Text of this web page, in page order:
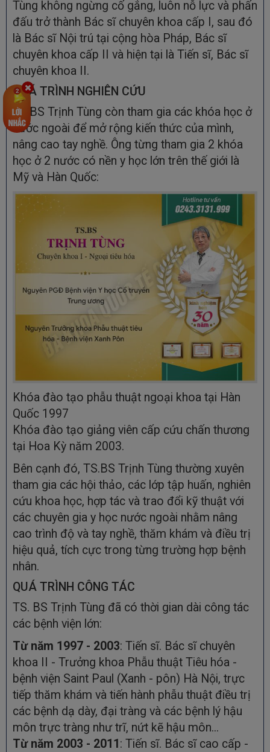
Tùng không ngừng cố gắng, luôn nỗ lực và phấn
đấu trở thành Bác sĩ chuyên khoa cấp I, sau đó
là Bác sĩ Nội trú tại cộng hòa Pháp, Bác sĩ
chuyên khoa cấp II và hiện tại là Tiến sĩ, Bác sĩ
chuyên khoa II.
QUÁ TRÌNH NGHIÊN CỨU
TS.BS Trịnh Tùng còn tham gia các khóa học ở
nước ngoài để mở rộng kiến thức của mình,
nâng cao tay nghề. Ông từng tham gia 2 khóa
học ở 2 nước có nền y học lớn trên thế giới là
Mỹ và Hàn Quốc:
Khóa đào tạo phẫu thuật ngoại khoa tại Hàn
Quốc 1997
Khóa đào tạo giảng viên cấp cứu chấn thương
tại Hoa Kỳ năm 2003.
Bên cạnh đó, TS.BS Trịnh Tùng thường xuyên
tham gia các hội thảo, các lớp tập huấn, nghiên
cứu khoa học, hợp tác và trao đổi kỹ thuật với
các chuyên gia y học nước ngoài nhằm nâng
cao trình độ và tay nghề, thăm khám và điều trị
hiệu quả, tích cực trong từng trường hợp bệnh
nhân.
QUÁ TRÌNH CÔNG TÁC
TS. BS Trịnh Tùng đã có thời gian dài công tác
các bệnh viện lớn:
Từ năm 1997 - 2003: Tiến sĩ. Bác sĩ chuyên
khoa II - Trưởng khoa Phẫu thuật Tiêu hóa -
bệnh viện Saint Paul (Xanh - pôn) Hà Nội, trực
tiếp thăm khám và tiến hành phẫu thuật điều trị
các bệnh dạ dày, đại tràng và các bệnh lý hậu
môn trực tràng như trĩ, nứt kẽ hậu môn...
Từ năm 2003 - 2011 : Tiến sĩ. Bác sĩ cao cấp -